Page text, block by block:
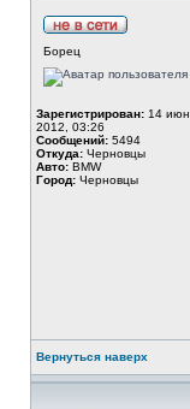
Борец
Зарегистрирован: 14 июн
2012, 03:26
Сообщений: 5494
Откуда: Черновцы
Авто: BMW
Город: Черновцы
Вернуться наверх